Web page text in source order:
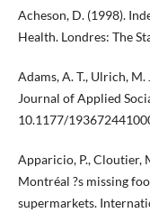
Acheson, D. (1998).
Health. Londres: The
Adams, A. T., Ulrich, M.
Journal of Applied
10.1177/
Apparicio, P., Cloutier,
Montréal ?s missing
supermarkets.